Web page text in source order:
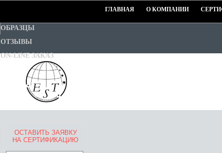
ГЛАВНАЯ О КОМПАНИИ
ОБРАЗЦЫ
ОТЗЫВЫ
ON-LINE ЗАКАЗ
ОСТАВИТЬ ЗАЯВКУ
НА СЕРТИФИКАЦИЮ